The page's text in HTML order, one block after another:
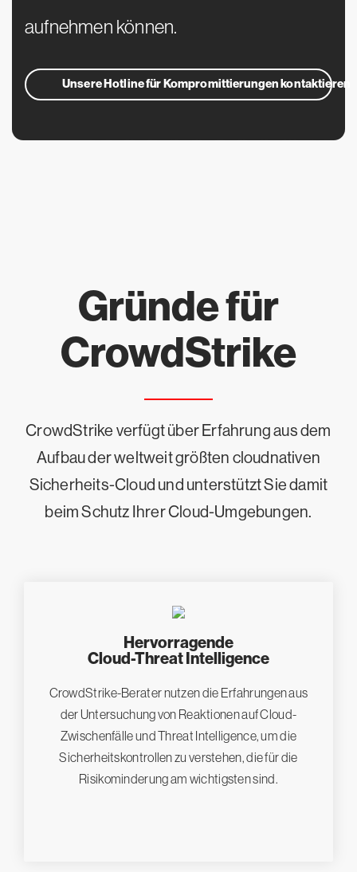
aufnehmen können.
Unsere Hotline für Kompromittierungen kontaktieren
Gründe für
CrowdStrike
CrowdStrike verfügt über Erfahrung aus dem
Aufbau der weltweit größten cloudnativen
Sicherheits-Cloud und unterstützt Sie damit
beim Schutz Ihrer Cloud-Umgebungen.
Hervorragende
Cloud-Threat Intelligence
CrowdStrike-Berater nutzen die Erfahrungen aus
der Untersuchung von Reaktionen auf Cloud-
Zwischenfälle und Threat Intelligence, um die
Sicherheitskontrollen zu verstehen, die für die
Risikominderung am wichtigsten sind.